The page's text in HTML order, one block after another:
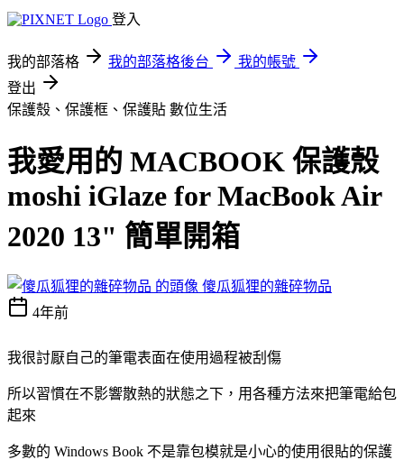
登入
我的部落格 我的部落格後台
我的帳號
登出
保護殼、保護框、保護貼 數位生活
我愛用的 MACBOOK 保護殼
moshi iGlaze for MacBook Air
2020 13" 簡單開箱
傻瓜狐狸的雜碎物品
4年前
我很討厭自己的筆電表面在使用過程被刮傷
所以習慣在不影響散熱的狀態之下，用各種方法來把筆電給包
起來
多數的 Windows Book 不是靠包模就是小心的使用很貼的保護